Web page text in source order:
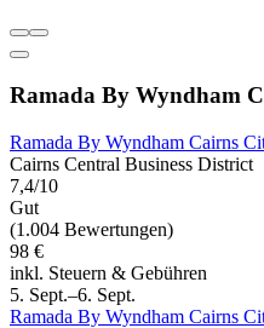
Ramada By Wyndham
Ramada By Wyndham Cairns
Cairns Central Business District
7,4/10
Gut
(1.004 Bewertungen)
98 €
inkl. Steuern & Gebühren
5. Sept.–6. Sept.
Ramada By Wyndham Cairns